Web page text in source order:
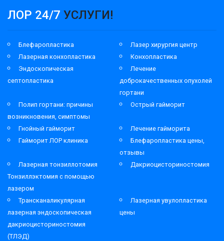
ЛОР 24/7 УСЛУГИ!
Блефаропластика
Лазер хирургия центр
Лазерная конхопластика
Конхопластика
Эндоскопическая
септопластика
Лечение
доброкачественных опухолей
гортани
Полип гортани: причины
возникновения, симптомы
Острый гайморит
Гнойный гайморит
Лечение гайморита
Гайморит ЛОР клиника
Блефаропластика цены,
отзывы
Лазерная тонзиллотомия
Тонзиллэктомия с помощью
лазером
Дакриоцисториностомия
Трансканаликулярная
лазерная эндоскопическая
дакриоцисториностомия
(ТЛЭД)
Лазерная увулопластика
цены